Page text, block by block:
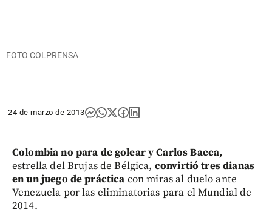
FOTO COLPRENSA
24 de marzo de 2013
Colombia no para de golear y Carlos Bacca,
estrella del Brujas de Bélgica, convirtió tres dianas
en un juego de práctica con miras al duelo ante
Venezuela por las eliminatorias para el Mundial de
2014.